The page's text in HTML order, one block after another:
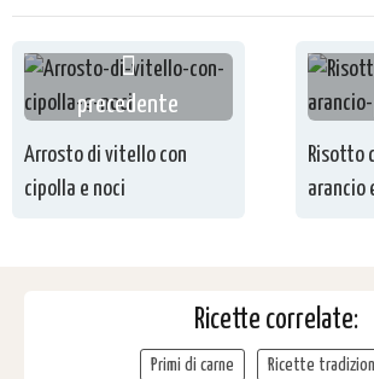
precedente
Arrosto di vitello con
cipolla e noci
Risotto
arancio
Ricette correlate:
Primi di carne Ricette